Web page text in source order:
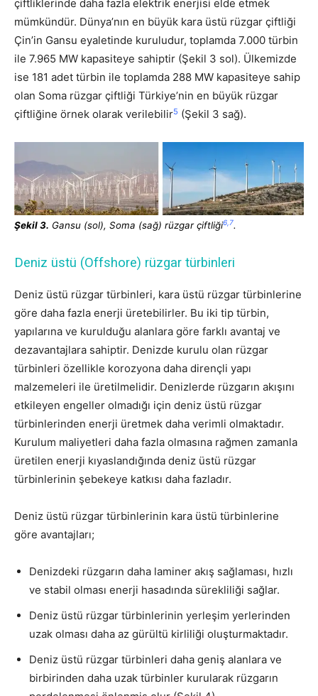
çiftliklerinde daha fazla elektrik enerjisi elde etmek
mümkündür. Dünya’nın en büyük kara üstü rüzgar çiftliği
Çin’in Gansu eyaletinde kuruludur, toplamda 7.000 türbin
ile 7.965 MW kapasiteye sahiptir (Şekil 3 sol). Ülkemizde
ise 181 adet türbin ile toplamda 288 MW kapasiteye sahip
olan Soma rüzgar çiftliği Türkiye’nin en büyük rüzgar
çiftliğine örnek olarak verilebilir5 (Şekil 3 sağ).
Şekil 3. Gansu (sol), Soma (sağ) rüzgar çiftliği6,7.
Deniz üstü (Offshore) rüzgar türbinleri
Deniz üstü rüzgar türbinleri, kara üstü rüzgar türbinlerine
göre daha fazla enerji üretebilirler. Bu iki tip türbin,
yapılarına ve kurulduğu alanlara göre farklı avantaj ve
dezavantajlara sahiptir. Denizde kurulu olan rüzgar
türbinleri özellikle korozyona daha dirençli yapı
malzemeleri ile üretilmelidir. Denizlerde rüzgarın akışını
etkileyen engeller olmadığı için deniz üstü rüzgar
türbinlerinden enerji üretmek daha verimli olmaktadır.
Kurulum maliyetleri daha fazla olmasına rağmen zamanla
üretilen enerji kıyaslandığında deniz üstü rüzgar
türbinlerinin şebekeye katkısı daha fazladır.
Deniz üstü rüzgar türbinlerinin kara üstü türbinlerine
göre avantajları;
Denizdeki rüzgarın daha laminer akış sağlaması, hızlı
ve stabil olması enerji hasadında sürekliliği sağlar.
Deniz üstü rüzgar türbinlerinin yerleşim yerlerinden
uzak olması daha az gürültü kirliliği oluşturmaktadır.
Deniz üstü rüzgar türbinleri daha geniş alanlara ve
birbirinden daha uzak türbinler kurularak rüzgarın